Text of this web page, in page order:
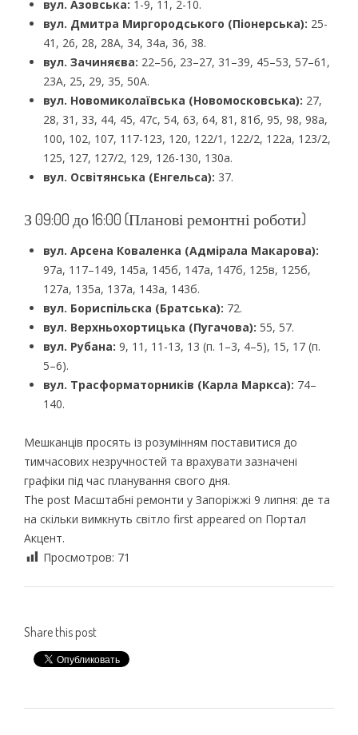
вул. Азовська: 1-9, 11, 2-10.
вул. Дмитра Миргородського (Піонерська): 25-
41, 26, 28, 28А, 34, 34а, 36, 38.
вул. Зачиняєва: 22–56, 23–27, 31–39, 45–53, 57–61,
23А, 25, 29, 35, 50А.
вул. Новомиколаївська (Новомосковська): 27,
28, 31, 33, 44, 45, 47с, 54, 63, 64, 81, 81б, 95, 98, 98а,
100, 102, 107, 117-123, 120, 122/1, 122/2, 122а, 123/2,
125, 127, 127/2, 129, 126-130, 130а.
вул. Освітянська (Енгельса): 37.
З 09:00 до 16:00 (Планові ремонтні роботи)
вул. Арсена Коваленка (Адмірала Макарова):
97а, 117–149, 145а, 145б, 147а, 147б, 125в, 125б,
127а, 135а, 137а, 143а, 143б.
вул. Бориспільска (Братська): 72.
вул. Верхньохортицька (Пугачова): 55, 57.
вул. Рубана: 9, 11, 11-13, 13 (п. 1–3, 4–5), 15, 17 (п.
5–6).
вул. Трасформаторників (Карла Маркса): 74–
140.
Мешканців просять із розумінням поставитися до
тимчасових незручностей та врахувати зазначені
графіки під час планування свого дня.
The post Масштабні ремонти у Запоріжжі 9 липня: де та
на скільки вимкнуть світло first appeared on Портал
Акцент.
Просмотров: 71
Share this post